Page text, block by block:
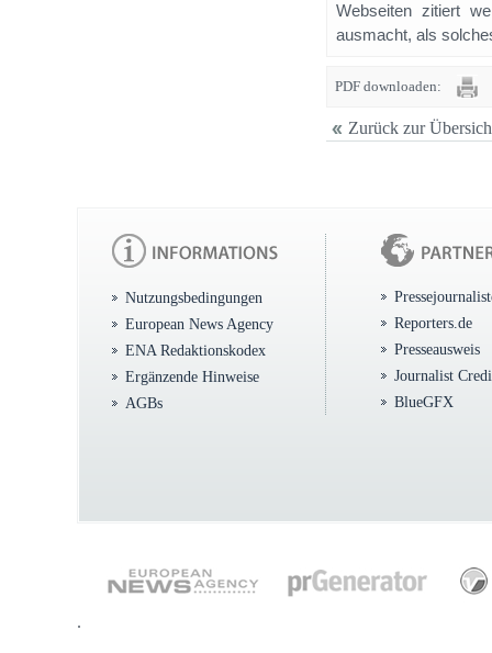
Webseiten zitiert
ausmacht, als
PDF downloaden:
Zurück zur
Nutzungsbedingungen
European News Agency
ENA Redaktionskodex
Ergänzende Hinweise
AGBs
Reporters.de
Presseausweis
Journalist
BlueGFX
.